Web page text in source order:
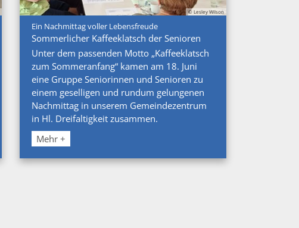
© Lesley Wilson
Ein Nachmittag voller Lebensfreude:
Sommerlicher Kaffeeklatsch der Senioren
Unter dem passenden Motto „Kaffeeklatsch
zum Sommeranfang“ kamen am 18. Juni
eine Gruppe Seniorinnen und Senioren zu
einem geselligen und rundum gelungenen
Nachmittag in unserem Gemeindezentrum
in Hl. Dreifaltigkeit zusammen.
Mehr +